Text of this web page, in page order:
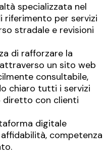
specializzata nel
per servizi
stradale e revisioni
di rafforzare la
un sito web
consultabile,
chiaro tutti i servizi
con clienti
digitale
competenza